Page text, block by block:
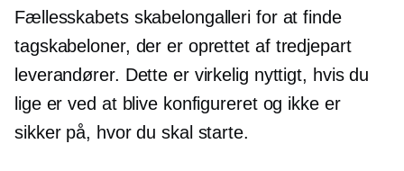
Fællesskabets skabelongalleri for at finde
tagskabeloner, der er oprettet af tredjepart
leverandører. Dette er virkelig nyttigt, hvis du
lige er ved at blive konfigureret og ikke er
sikker på, hvor du skal starte.